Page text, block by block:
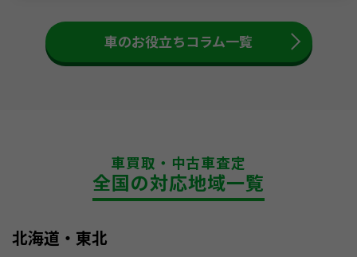
車のお役立ちコラム一覧
車買取・中古車査定
全国の対応地域一覧
北海道・東北